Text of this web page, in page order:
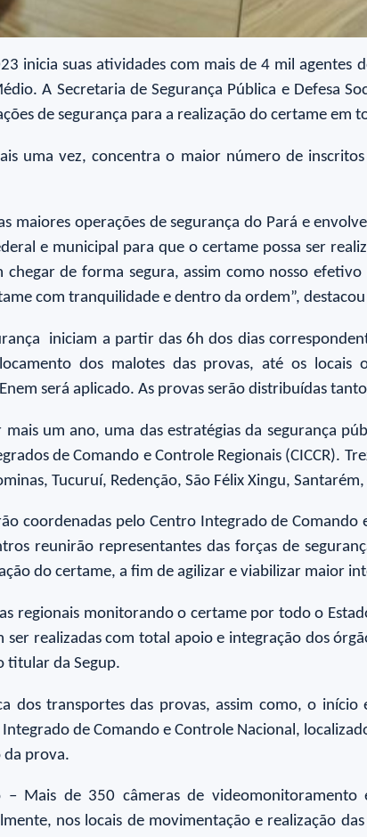
inicia suas atividades com mais de 4 mil
A Secretaria de Segurança Pública e Defesa
de segurança para a realização do certame
uma vez, concentra o maior número de
maiores operações de segurança do Pará e
e municipal para que o certame possa ser
chegar de forma segura, assim como nosso
com tranquilidade e dentro da ordem”,
iniciam a partir das 6h dos dias
dos malotes das provas, até os locais
será aplicado. As provas serão distribuídas
mais um ano, uma das estratégias da segurança
de Comando e Controle Regionais (CICCR).
Tucuruí, Redenção, São Félix Xingu,
coordenadas pelo Centro Integrado de
reunirão representantes das forças de
do certame, a fim de agilizar e viabilizar maior
regionais monitorando o certame por todo o
ser realizadas com total apoio e integração dos
titular da Segup.
dos transportes das provas, assim como, o
Integrado de Comando e Controle Nacional,
da prova.
– Mais de 350 câmeras de
nos locais de movimentação e realização